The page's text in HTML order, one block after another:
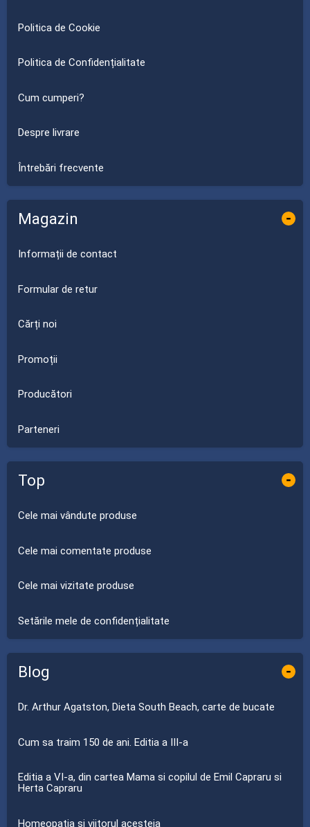
Politica de Cookie
Politica de Confidențialitate
Cum cumperi?
Despre livrare
Întrebări frecvente
Magazin -
Informații de contact
Formular de retur
Cărți noi
Promoții
Producători
Parteneri
Top -
Cele mai vândute produse
Cele mai comentate produse
Cele mai vizitate produse
Setările mele de confidențialitate
Blog -
Dr. Arthur Agatston, Dieta South Beach, carte de bucate
Cum sa traim 150 de ani. Editia a III-a
Editia a VI-a, din cartea Mama si copilul de Emil Capraru si
Herta Capraru
Homeopatia si viitorul acesteia